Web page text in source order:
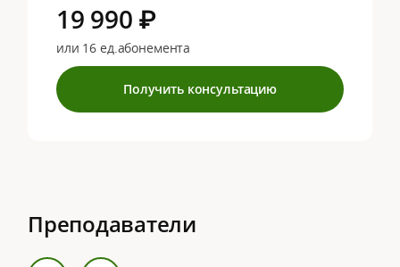
19 990 ₽
или 16 ед.абонемента
Получить консультацию
Преподаватели